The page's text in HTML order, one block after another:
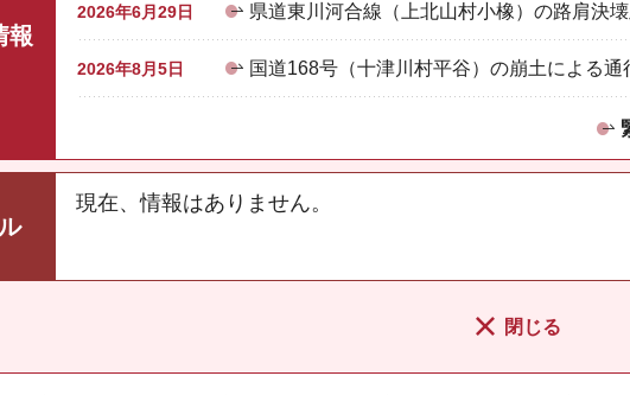
報
2026年6月29日 県道東川河合線（上北山村小橡）の路肩決
2026年8月5日 国道168号（十津川村平谷）の崩土による
現在、情報はありません。
閉じる